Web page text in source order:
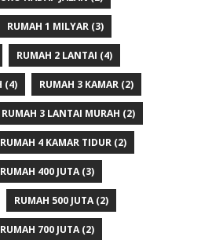
RUMAH 1 MILYAR (3)
RUMAH 2 LANTAI (4)
(4) RUMAH 3 KAMAR (2)
RUMAH 3 LANTAI MURAH (2)
RUMAH 4 KAMAR TIDUR (2)
RUMAH 400 JUTA(3)
RUMAH 500 JUTA(2)
RUMAH 700 JUTA(2)